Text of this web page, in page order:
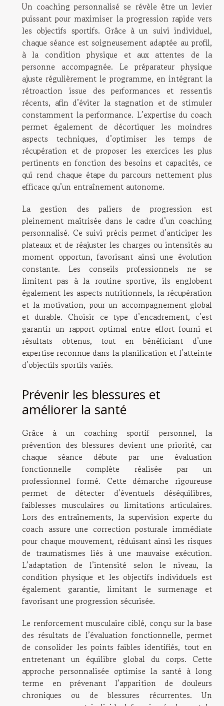
Un coaching personnalisé se révèle être un levier
puissant pour maximiser la progression rapide vers
les objectifs sportifs. Grâce à un suivi individuel,
chaque séance est soigneusement adaptée au profil,
à la condition physique et aux attentes de la
personne accompagnée. Le préparateur physique
ajuste régulièrement le programme, en intégrant la
rétroaction issue des performances et ressentis
récents, afin d’éviter la stagnation et de stimuler
constamment la performance. L’expertise du coach
permet également de décortiquer les moindres
aspects techniques, d’optimiser les temps de
récupération et de proposer les exercices les plus
pertinents en fonction des besoins et capacités, ce
qui rend chaque étape du parcours nettement plus
efficace qu’un entraînement autonome.
La gestion des paliers de progression est
pleinement maîtrisée dans le cadre d’un coaching
personnalisé. Ce suivi précis permet d’anticiper les
plateaux et de réajuster les charges ou intensités au
moment opportun, favorisant ainsi une évolution
constante. Les conseils professionnels ne se
limitent pas à la routine sportive, ils englobent
également les aspects nutritionnels, la récupération
et la motivation, pour un accompagnement global
et durable. Choisir ce type d’encadrement, c’est
garantir un rapport optimal entre effort fourni et
résultats obtenus, tout en bénéficiant d’une
expertise reconnue dans la planification et l’atteinte
d’objectifs sportifs variés.
Prévenir les blessures et
améliorer la santé
Grâce à un coaching sportif personnel, la
prévention des blessures devient une priorité, car
chaque séance débute par une évaluation
fonctionnelle complète réalisée par un
professionnel formé. Cette démarche rigoureuse
permet de détecter d’éventuels déséquilibres,
faiblesses musculaires ou limitations articulaires.
Lors des entraînements, la supervision experte du
coach assure une correction posturale immédiate
pour chaque mouvement, réduisant ainsi les risques
de traumatismes liés à une mauvaise exécution.
L’adaptation de l’intensité selon le niveau, la
condition physique et les objectifs individuels est
également garantie, limitant le surmenage et
favorisant une progression sécurisée.
Le renforcement musculaire ciblé, conçu sur la base
des résultats de l’évaluation fonctionnelle, permet
de consolider les points faibles identifiés, tout en
entretenant un équilibre global du corps. Cette
approche personnalisée optimise la santé à long
terme en prévenant l’apparition de douleurs
chroniques ou de blessures récurrentes. Un